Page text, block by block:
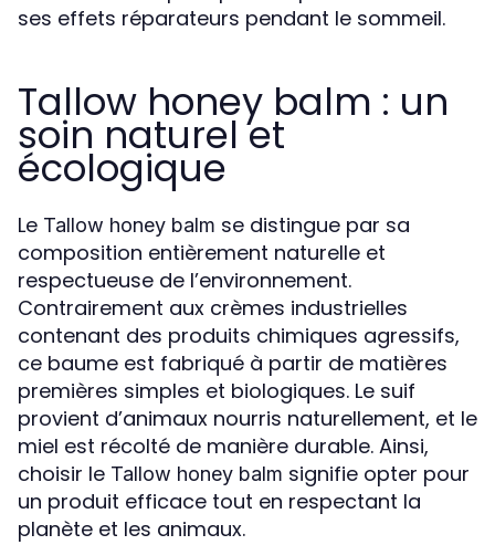
ses effets réparateurs pendant le sommeil.
Tallow honey balm : un
soin naturel et
écologique
Le Tallow honey balm se distingue par sa
composition entièrement naturelle et
respectueuse de l’environnement.
Contrairement aux crèmes industrielles
contenant des produits chimiques agressifs,
ce baume est fabriqué à partir de matières
premières simples et biologiques. Le suif
provient d’animaux nourris naturellement, et le
miel est récolté de manière durable. Ainsi,
choisir le Tallow honey balm signifie opter pour
un produit efficace tout en respectant la
planète et les animaux.